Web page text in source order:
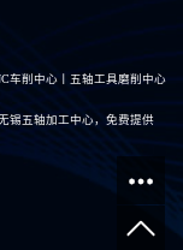
车削中心丨五轴工具磨削中心
锡五轴加工中心，免费提供